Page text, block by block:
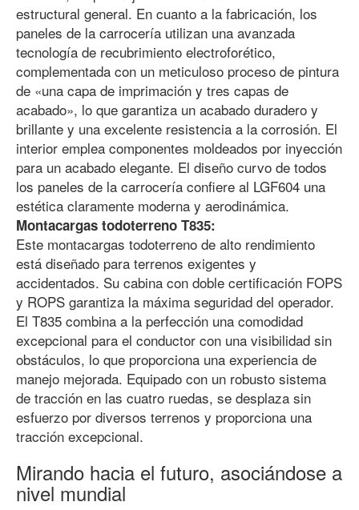
estructural general. En cuanto a la fabricación, los
paneles de la carrocería utilizan una avanzada
tecnología de recubrimiento electroforético,
complementada con un meticuloso proceso de pintura
de «una capa de imprimación y tres capas de
acabado», lo que garantiza un acabado duradero y
brillante y una excelente resistencia a la corrosión. El
interior emplea componentes moldeados por inyección
para un acabado elegante. El diseño curvo de todos
los paneles de la carrocería confiere al LGF604 una
estética claramente moderna y aerodinámica.
Montacargas todoterreno T835:
Este montacargas todoterreno de alto rendimiento
está diseñado para terrenos exigentes y
accidentados. Su cabina con doble certificación FOPS
y ROPS garantiza la máxima seguridad del operador.
El T835 combina a la perfección una comodidad
excepcional para el conductor con una visibilidad sin
obstáculos, lo que proporciona una experiencia de
manejo mejorada. Equipado con un robusto sistema
de tracción en las cuatro ruedas, se desplaza sin
esfuerzo por diversos terrenos y proporciona una
tracción excepcional.
Mirando hacia el futuro, asociándose a
nivel mundial